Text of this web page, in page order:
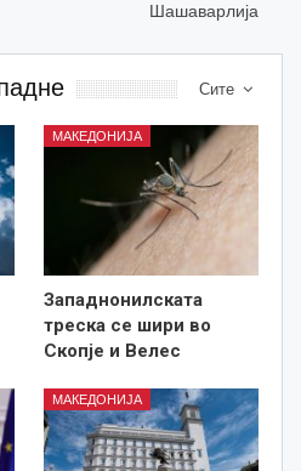
Шашаварлија
Сите
МАКЕДОНИЈА
Западнонилската
треска се шири во
Скопје и Велес
МАКЕДОНИЈА